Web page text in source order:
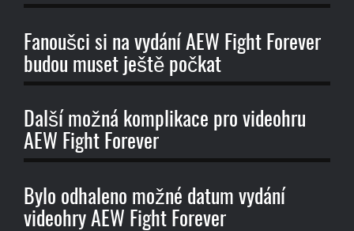
Fanoušci si na vydání AEW Fight Forever
budou muset ještě počkat
Další možná komplikace pro videohru
AEW Fight Forever
Bylo odhaleno možné datum vydání
videohry AEW Fight Forever